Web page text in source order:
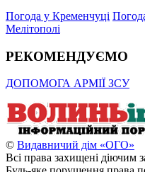
Погода у Кременчуці
Мелітополі
РЕКОМЕНДУЄМО
ДОПОМОГА АРМІЇ ЗСУ
© Видавничий дім «ОГО»
Всі права захищені діючим